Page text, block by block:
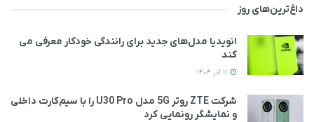
داغ‌ترین‌های روز
انویدیا مدل‌های جدید برای رانندگی خودکار معرفی می
کند
شرکت ZTE روتر 5G مدل U30 Pro را با سیم‌کارت داخلی
و نمایشگر رونمایی کرد